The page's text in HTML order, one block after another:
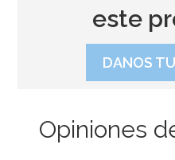
este
DANOS
Opiniones